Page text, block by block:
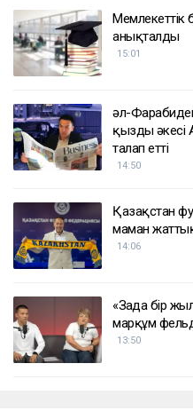
Мемлекеттік
анықталды
15:01
әл-
қыздың әкесі
талап етті
14:50
Қазақстан
маман
14:06
«Заңда бір
марқұм
13:50